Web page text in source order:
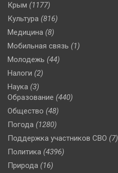
Крым (1177)
Культура (816)
Медицина (8)
Мобильная связь (1)
Молодежь (44)
Налоги (2)
Наука (3)
Образование (440)
Общество (48)
Погода (1280)
Поддержка участников СВО (7)
Политика (4396)
Природа (16)